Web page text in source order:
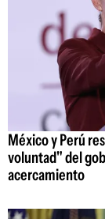
México y Perú
voluntad" del
acercamiento